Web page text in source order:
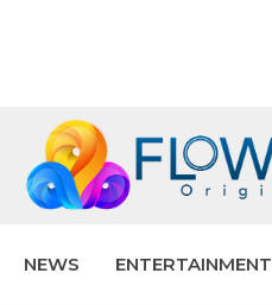
NEWS ENTERTAINMENT